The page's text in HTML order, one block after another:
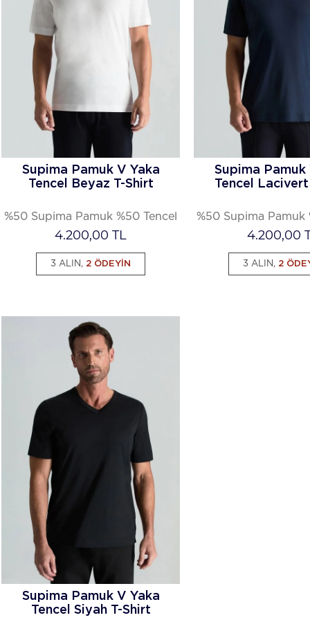
Supima Pamuk V Yaka
Tencel Beyaz T-Shirt
%50 Supima Pamuk %50 Tencel
4.200,00 TL
3 ALIN, 2 ÖDEYİN
Supima Pamuk
Tencel
%50 Supima Pamuk
4.200,00
3 ALIN, 2
Supima Pamuk V Yaka
Tencel Siyah T-Shirt